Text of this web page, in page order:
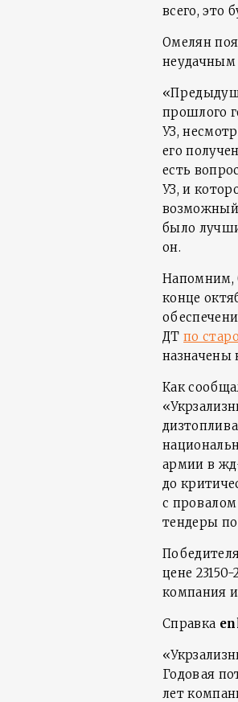
всего, это
Омелян
прошлого
УЗ,
его
есть
УЗ, и
возможный
было
он.
Напомним,
конце
ДТпо
назначены
Как
армии в
до
с
тендеры
цене
компания
Справка
Годовая
лет